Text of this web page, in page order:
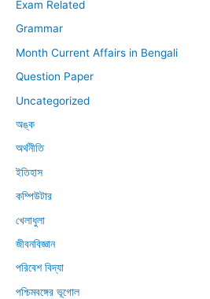
Exam Related
Grammar
Month Current Affairs in Bengali
Question Paper
Uncategorized
অঙ্ক
অর্থনীতি
ইতিহাস
কম্পিউটার
খেলাধুলা
জীবনবিজ্ঞান
পরিবেশ বিদ্যা
পশ্চিমবঙ্গের ভূগোল